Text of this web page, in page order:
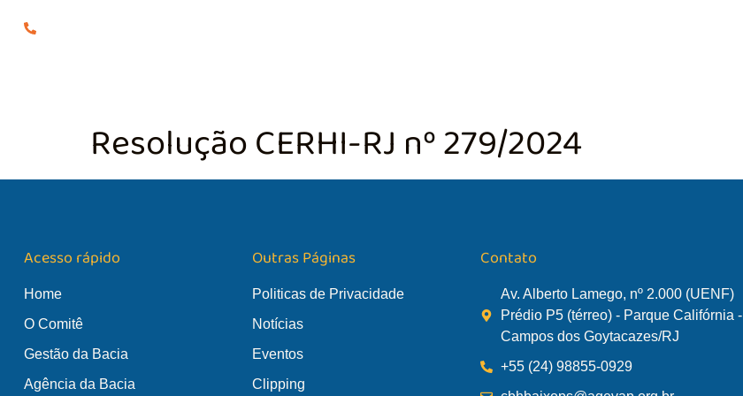
Resolução CERHI-RJ nº 279/2024
Acesso rápido
Home
O Comitê
Gestão da Bacia
Agência da Bacia
Outras Páginas
Politicas de Privacidade
Notícias
Eventos
Clipping
Contato
Av. Alberto Lamego, nº 2.000 (UENF)
Prédio P5 (térreo) - Parque Califórnia -
Campos dos Goytacazes/RJ
+55 (24) 98855-0929